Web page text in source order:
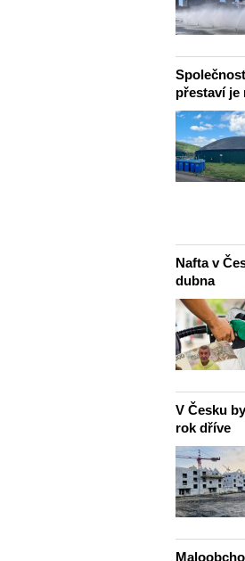
přestaví je
Nafta v
dubna
V Česku
rok dříve